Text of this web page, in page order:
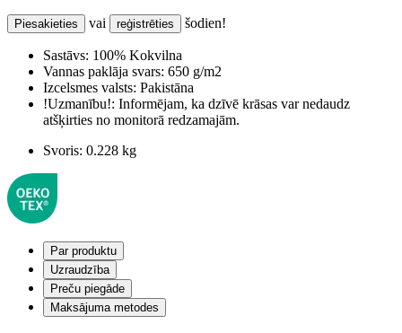
Piesakieties vai reģistrēties šodien!
Sastāvs: 100% Kokvilna
Vannas paklāja svars: 650 g/m2
Izcelsmes valsts: Pakistāna
!Uzmanību!: Informējam, ka dzīvē krāsas var nedaudz
atšķirties no monitorā redzamajām.
Svoris: 0.228 kg
Par produktu
Uzraudzība
Preču piegāde
Maksājuma metodes